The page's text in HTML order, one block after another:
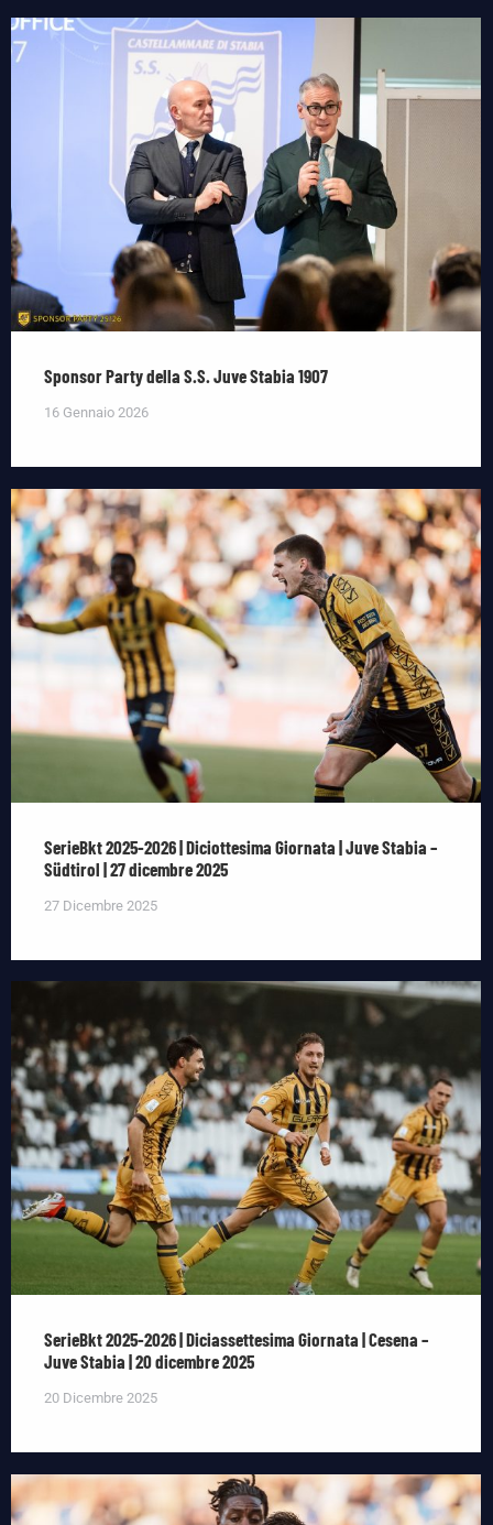
Sponsor Party della S.S. Juve Stabia 1907
16 Gennaio 2026
SerieBkt 2025-2026 | Diciottesima Giornata | Juve Stabia –
Südtirol | 27 dicembre 2025
27 Dicembre 2025
SerieBkt 2025-2026 | Diciassettesima Giornata | Cesena –
Juve Stabia | 20 dicembre 2025
20 Dicembre 2025